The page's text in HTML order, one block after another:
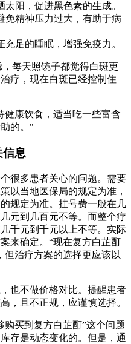
阳，促进黑色素的生成。
免精神压力过大，有助于病
充足的睡眠，增强免疫力。
每天照镜子都觉得白斑更
疗，现在白斑已经控制住
健康饮食，适当吃一些富含
的。"
信息
很多患者关心的问题。需要
以当地医保局的规定为准，
规定为准。挂号费一般在几
元到几百元不等。而整个疗
千元到千元以上不等。实际
来确定。“现在复方白芷酊
但治疗方案的选择更应该以
也不做价格对比。提醒患者
，且不正规，应谨慎选择。
买到复方白芷酊”这个问题
存是动态变化的。但是，通